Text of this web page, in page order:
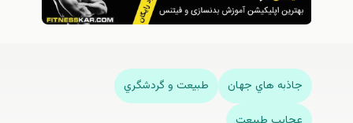
جاذبه هاي جهان
طبيعت و گردشگري